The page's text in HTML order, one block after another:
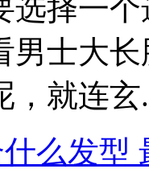
选择一
男士大
，就连玄
么发型